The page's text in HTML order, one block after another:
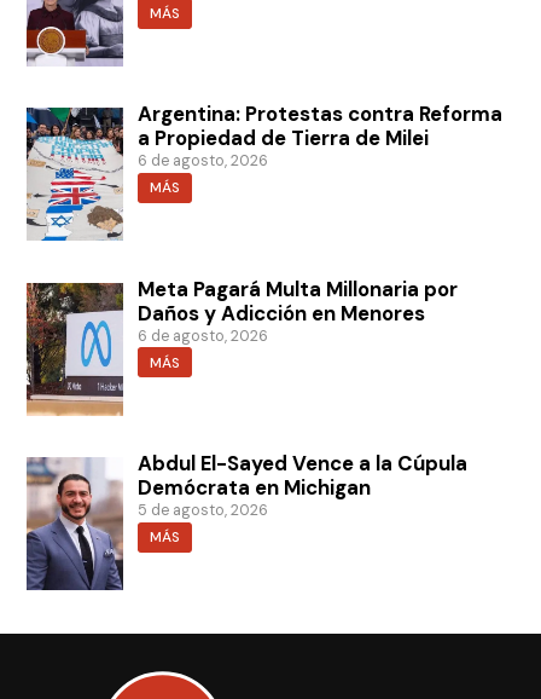
MÁS
Argentina: Protestas contra Reforma
a Propiedad de Tierra de Milei
6 de agosto, 2026
MÁS
Meta Pagará Multa Millonaria por
Daños y Adicción en Menores
6 de agosto, 2026
MÁS
Abdul El-Sayed Vence a la Cúpula
Demócrata en Michigan
5 de agosto, 2026
MÁS